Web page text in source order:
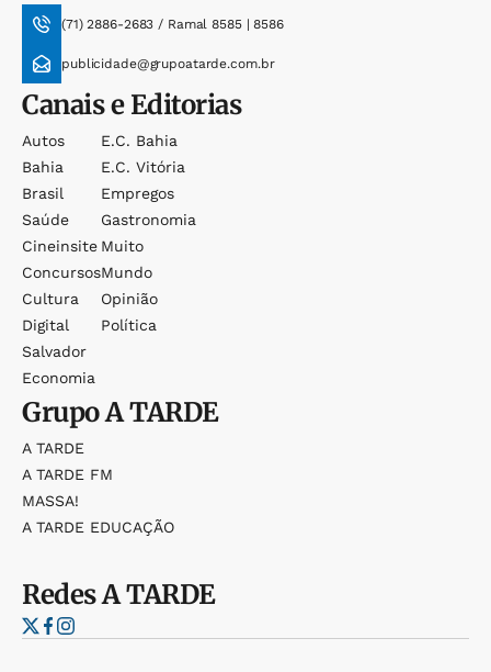
(71) 2886-2683 / Ramal 8585 | 8586
publicidade@grupoatarde.com.br
Canais e Editorias
Autos
Bahia
Brasil
Saúde
Cineinsite
Concursos
Cultura
Digital
Salvador
Economia
E.c. Bahia
E.c. Vitória
Empregos
Gastronomia
Muito
Mundo
Opinião
Política
GrupoA TARDE
A TARDE
A TARDE FM
MASSA!
A TARDE EDUCAÇÃO
RedesA TARDE